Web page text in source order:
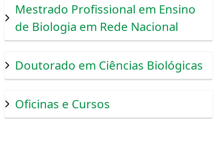
Mestrado Profissional em Ensino
de Biologia em Rede Nacional
Doutorado em Ciências Biológicas
Oficinas e Cursos